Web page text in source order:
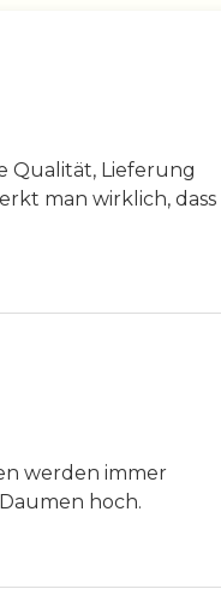
Qualität, Lieferung
man wirklich, dass
werden immer
hoch.